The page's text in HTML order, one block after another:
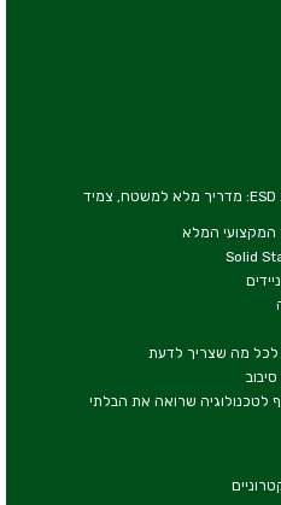
איך מקימים עמדת עבודה מוגנת ESD: מדריך מלא למשטח, צמיד
המקצועי המלא
לכל מה שצריך לדעת
שרואה את הבלתי